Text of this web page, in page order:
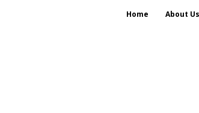
Home About Us